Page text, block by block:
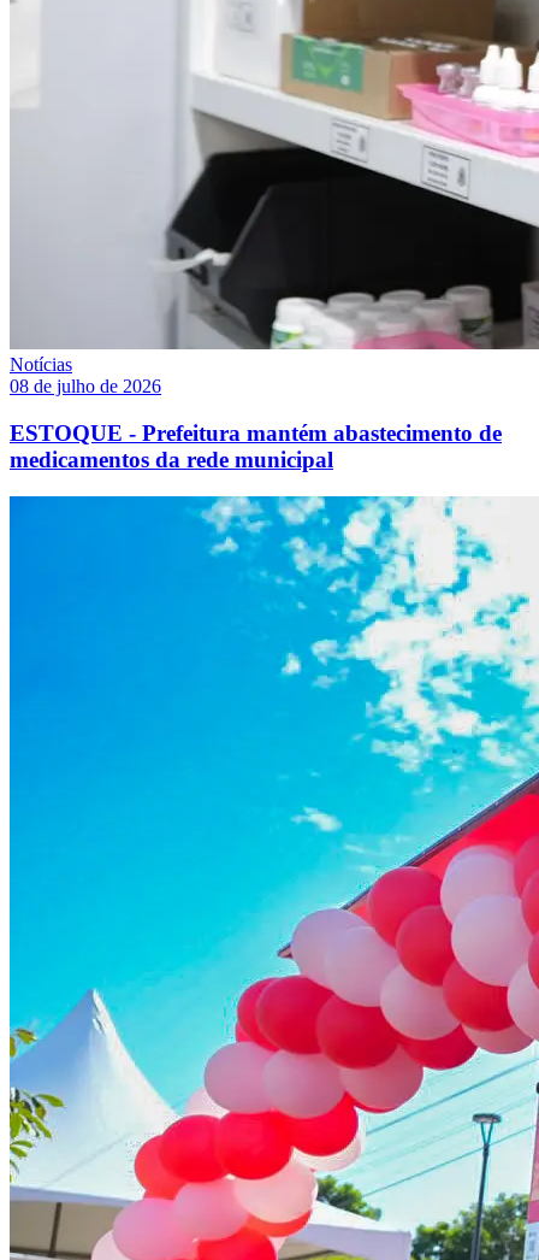
Notícias
08 de julho de 2026
ESTOQUE - Prefeitura mantém abastecimento de
medicamentos da rede municipal